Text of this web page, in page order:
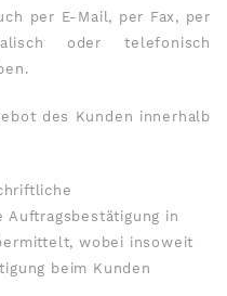
per E-Mail, per Fax, per
oder telefonisch
des Kunden innerhalb
Auftragsbestätigung in
wobei insoweit
beim Kunden